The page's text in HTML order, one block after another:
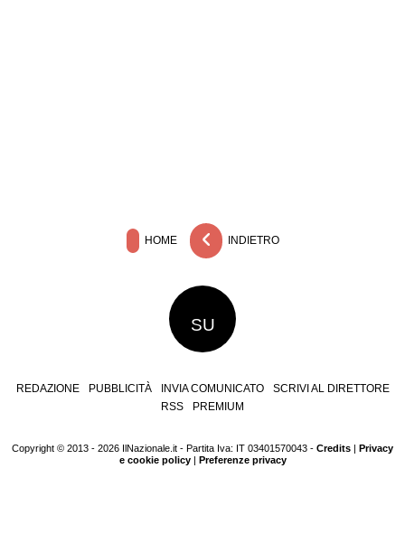
HOME INDIETRO
SU
REDAZIONE PUBBLICITÀ INVIA COMUNICATO
SCRIVI AL DIRETTORE
RSS
PREMIUM
Copyright © 2013 - 2026 IlNazionale.it - Partita Iva: IT 03401570043 - Credits
Privacy
e cookie policy| Preferenze privacy